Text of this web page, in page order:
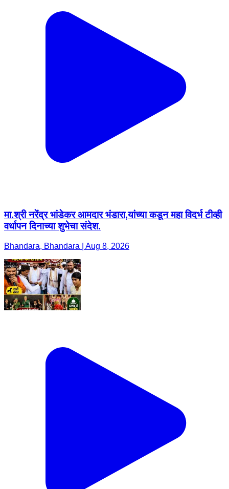
मा.श्री नरेंद्र भांडेकर आमदार भंडारा,यांच्या कडून महा विदर्भ टीव्ही
वर्धापन दिनाच्या शुभेचा संदेश.
Bhandara, Bhandara | Aug 8, 2026